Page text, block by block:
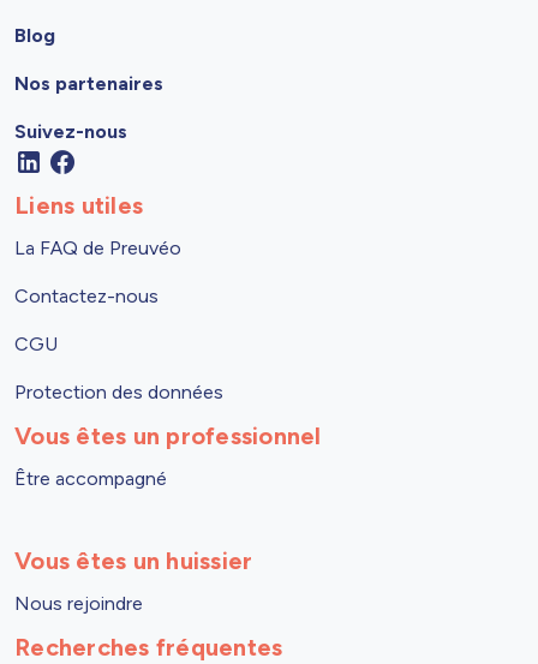
Blog
Nos partenaires
Suivez-nous
Liens utiles
La FAQ de Preuvéo
Contactez-nous
CGU
Protection des données
Vous êtes un professionnel
Être accompagné
Vous êtes un huissier
Nous rejoindre
Recherches fréquentes